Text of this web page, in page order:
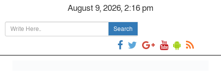
August 9, 2026, 2:16 pm
Search